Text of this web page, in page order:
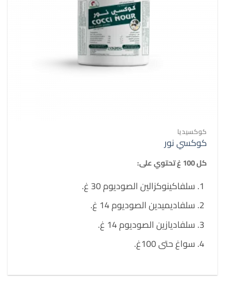
كوكسيديا
كوكسي نور
كل 100 غ تحتوي على:
سلفاكينوكزالين الصوديوم 30 غ.
سلفاديميدين الصوديوم 14 غ.
سلفاديازين الصوديوم 14 غ.
سواغ حتى 100غ.